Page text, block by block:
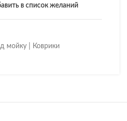
в список желаний
мойку | Коврики